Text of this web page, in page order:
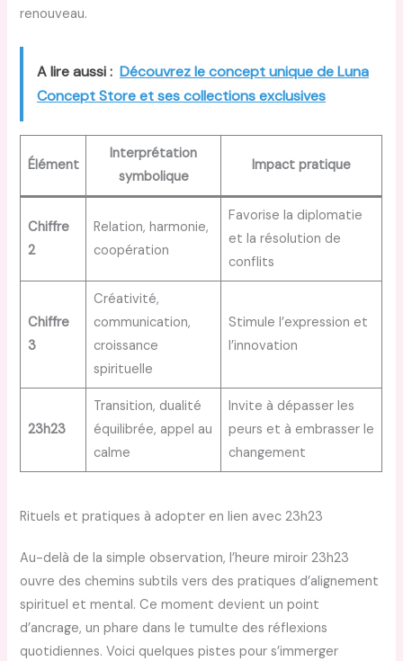
renouveau.
A lire aussi : Découvrez le concept unique de Luna
Concept Store et ses collections exclusives
Élément
Interprétation
symbolique
Impact pratique
Chiffre
2
Relation, harmonie,
coopération
Favorise la diplomatie
et la résolution de
conflits
Chiffre
3
Créativité,
communication,
croissance
spirituelle
Stimule l’expression et
l’innovation
23h23
Transition, dualité
équilibrée, appel au
calme
Invite à dépasser les
peurs et à embrasser le
changement
Rituels et pratiques à adopter en lien avec 23h23
Au-delà de la simple observation, l’heure miroir 23h23
ouvre des chemins subtils vers des pratiques d’alignement
spirituel et mental. Ce moment devient un point
d’ancrage, un phare dans le tumulte des réflexions
quotidiennes. Voici quelques pistes pour s’immerger